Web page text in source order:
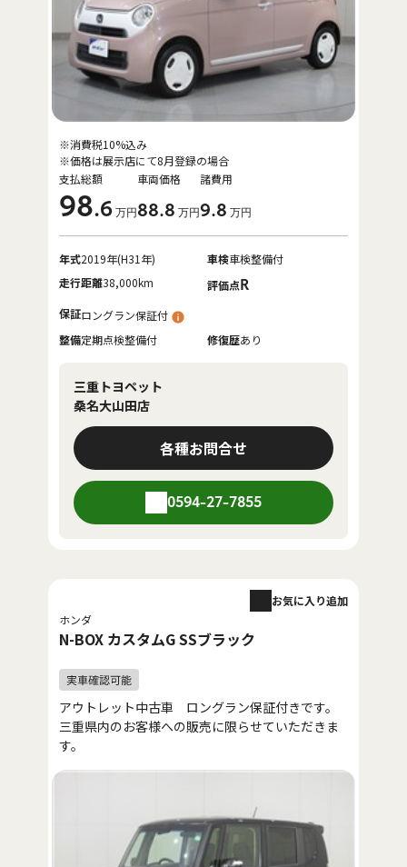
支払総額
98.6 万円
車両価格
88.8 万円
諸費用
9.8 万円
※消費税10%込み
※価格は展示店にて8月登録の場合
年式2019年(H31年) 車検車検整備付
走行距離38,000km 評価点R
保証ロングラン保証付
整備定期点検整備付 修復歴あり
三重トヨペット
桑名大山田店
各種お問合せ
0594-27-7855
ホンダ
N-BOX カスタムG SSブラック
お気に入り追加
アウトレット中古車 ロングラン保証付きです。
三重県内のお客様への販売に限らせていただきま
す。